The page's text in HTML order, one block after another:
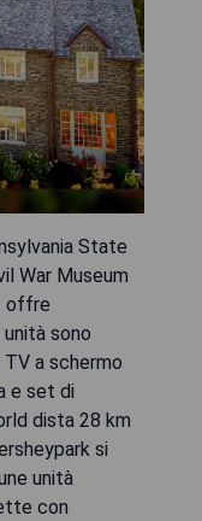
State
War Museum
offre
sono
a schermo
e set di
dista 28 km
si
unità
con